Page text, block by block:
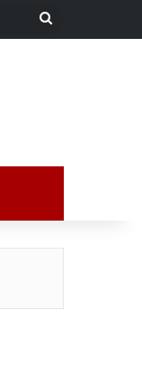
Search